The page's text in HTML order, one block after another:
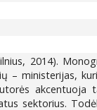
2014).
– ministerijas,
akcentuoja
sektorius.